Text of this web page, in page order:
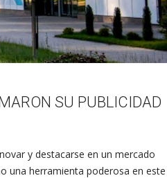
SU PUBLICIDAD
y destacarse en un mercado
una herramienta poderosa en este